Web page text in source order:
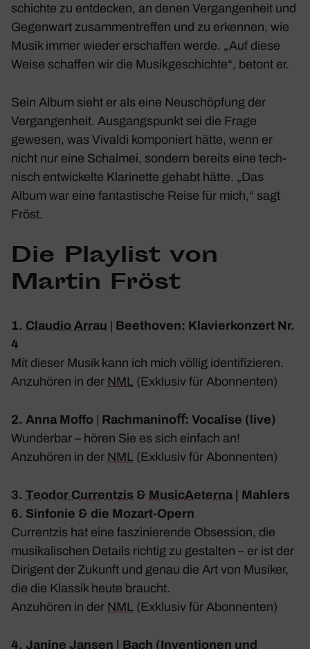
schichte zu entde­cken, an denen Vergan­gen­heit und
Gegen­wart zusam­men­treffen und zu erkennen, wie
Musik immer wieder erschaffen werde. „Auf diese
Weise schaffen wir die Musik­ge­schichte“, betont er.
Sein Album sieht er als eine Neuschöp­fung der
Vergan­gen­heit. Ausgangs­punkt sei die Frage
gewesen, was Vivaldi kompo­niert hätte, wenn er
nicht nur eine Schalmei, sondern bereits eine tech­
nisch entwi­ckelte Klari­nette gehabt hätte. „Das
Album war eine fantas­ti­sche Reise für mich,“ sagt
Fröst.
Die Play­list von
Martin Fröst
1. Claudio Arrau | Beet­hoven: Klavier­kon­zert Nr.
4
Mit dieser Musik kann ich mich völlig iden­ti­fi­zieren.
Anzu­hören in der NML (Exklusiv für Abon­nenten)
2. Anna Moffo | Rach­ma­ninoﬀ: Voca­lise (live)
Wunderbar – hören Sie es sich einfach an!
Anzu­hören in der NML (Exklusiv für Abon­nenten)
3. Teodor Curr­entzis & Musi­cAe­terna | Mahlers
6. Sinfonie & die Mozart-Opern
Curr­entzis hat eine faszi­nie­rende Obses­sion, die
musi­ka­li­schen Details richtig zu gestalten – er ist der
Diri­gent der Zukunft und genau die Art von Musiker,
die die Klassik heute braucht.
Anzu­hören in der NML (Exklusiv für Abon­nenten)
4. Janine Jansen | Bach (Inven­tionen und